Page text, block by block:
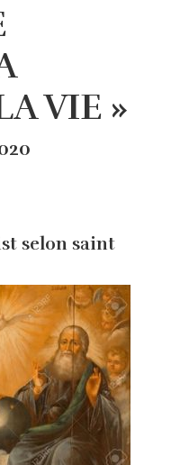
VIE »
selon saint